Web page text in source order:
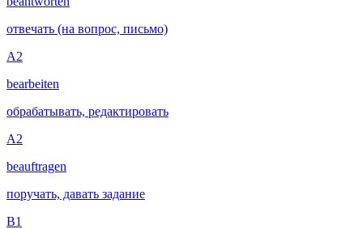
отвечать (на вопрос, письмо)
A2
bearbeiten
обрабатывать, редактировать
A2
beauftragen
поручать, давать задание
B1